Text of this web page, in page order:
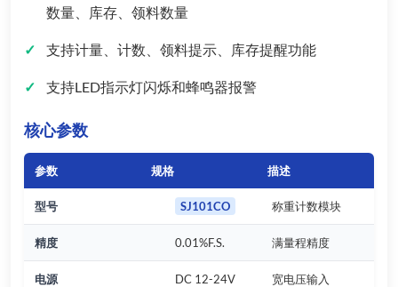
数量、库存、领料数量
支持计量、计数、领料提示、库存提醒功能
支持LED指示灯闪烁和蜂鸣器报警
核心参数
参数 规格 描述
型号 SJ101CO 称重计数模块
精度 0.01%F.S. 满量程精度
电源 DC 12-24V 宽电压输入